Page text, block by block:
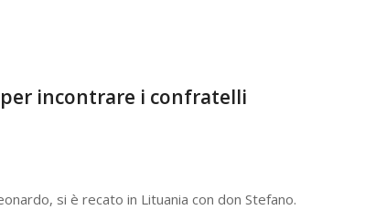
incontrare i confratelli
si è recato in Lituania con don Stefano.